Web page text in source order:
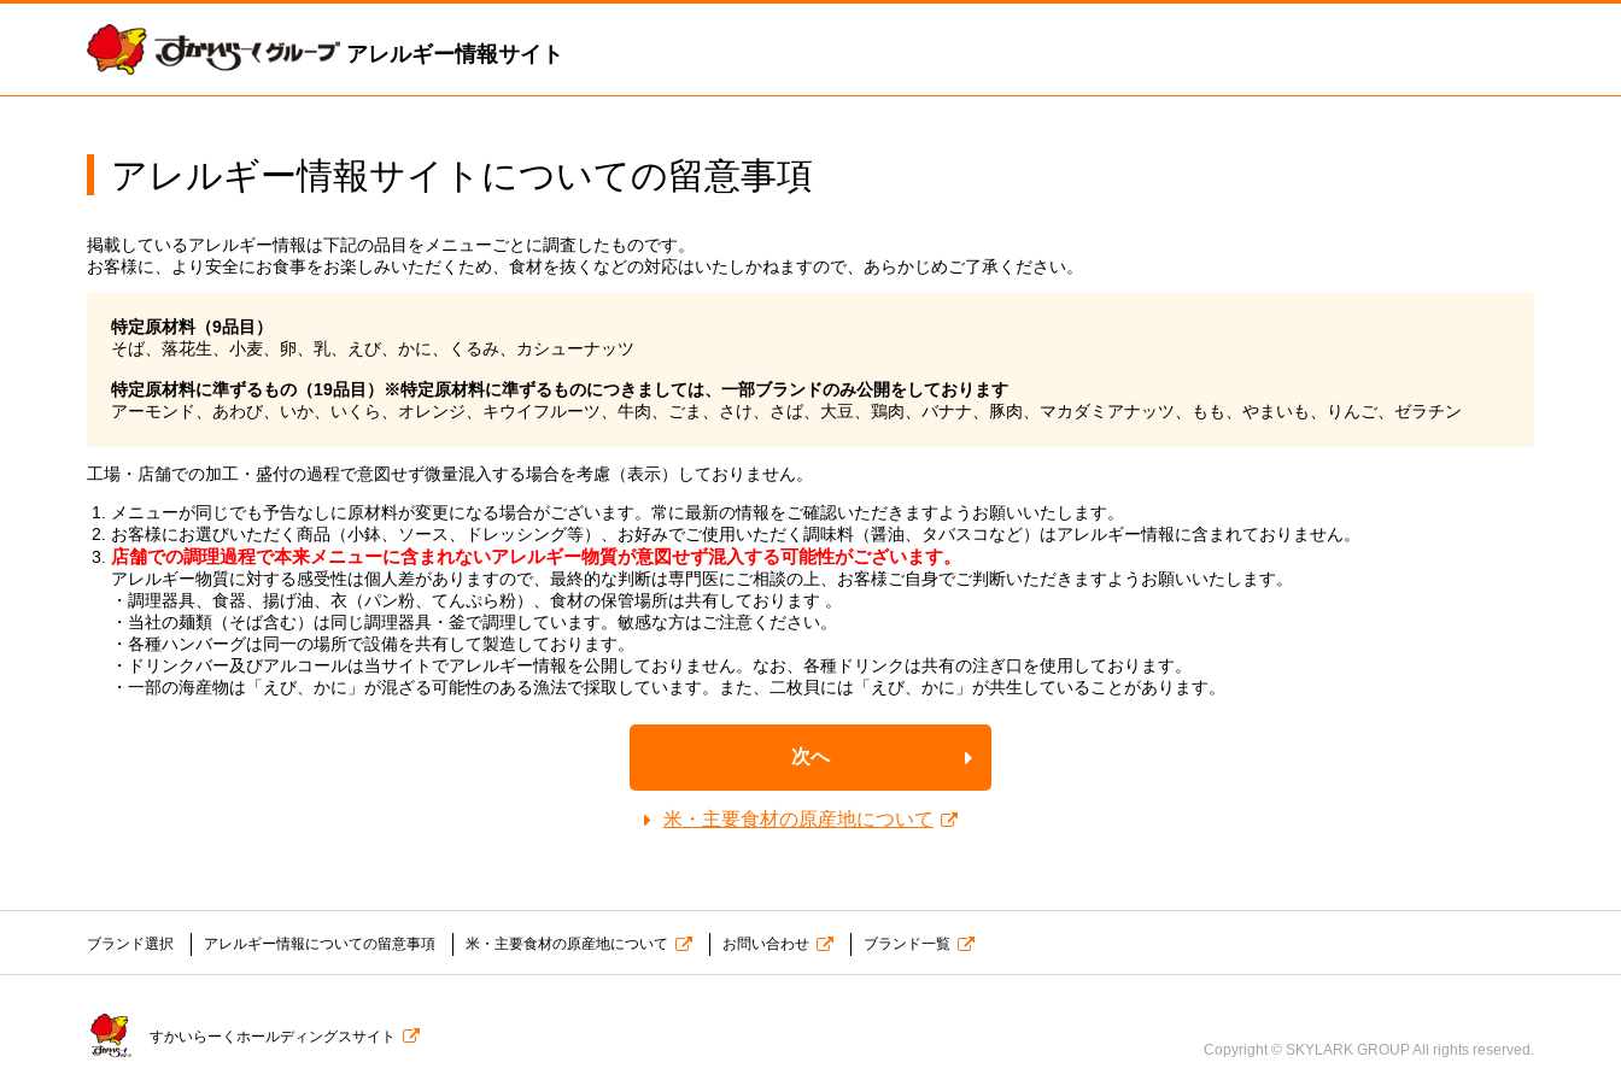
アレルギー情報サイト
アレルギー情報サイトについての留意事項
掲載しているアレルギー情報は下記の品目をメニューごとに調査したものです。
お客様に、より安全にお食事をお楽しみいただくため、食材を抜くなどの対応はいたしかねますので、あらかじめご了承ください。
特定原材料（9品目）
そば、落花生、小麦、卵、乳、えび、かに、くるみ、カシューナッツ
特定原材料に準ずるもの（19品目）※特定原材料に準ずるものにつきましては、一部ブランドのみ公開をしております
アーモンド、あわび、いか、いくら、オレンジ、キウイフルーツ、牛肉、ごま、さけ、さば、大豆、鶏肉、バナナ、豚肉、マカダミアナッツ、もも、やまいも、りんご、ゼラチン
工場・店舗での加工・盛付の過程で意図せず微量混入する場合を考慮（表示）しておりません。
メニューが同じでも予告なしに原材料が変更になる場合がございます。常に最新の情報をご確認いただきますようお願いいたします。
お客様にお選びいただく商品（小鉢、ソース、ドレッシング等）、お好みでご使用いただく調味料（醤油、タバスコなど）はアレルギー情報に含まれておりません。
店舗での調理過程で本来メニューに含まれないアレルギー物質が意図せず混入する可能性がございます。
アレルギー物質に対する感受性は個人差がありますので、最終的な判断は専門医にご相談の上、お客様ご自身でご判断いただきますようお願いいたします。
調理器具、食器、揚げ油、衣（パン粉、てんぷら粉）、食材の保管場所は共有しております 。
当社の麺類（そば含む）は同じ調理器具・釜で調理しています。敏感な方はご注意ください。
各種ハンバーグは同一の場所で設備を共有して製造しております。
ドリンクバー及びアルコールは当サイトでアレルギー情報を公開しておりません。なお、各種ドリンクは共有の注ぎ口を使用しております。
一部の海産物は「えび、かに」が混ざる可能性のある漁法で採取しています。また、二枚貝には「えび、かに」が共生していることがあります。
次へ
米・主要食材の原産地について
ブランド選択 アレルギー情報についての留意事項 米・主要食材の原産地について お問い合わせ ブランド一覧
すかいらーくホールディングスサイト
Copyright © SKYLARK GROUP All rights reserved.